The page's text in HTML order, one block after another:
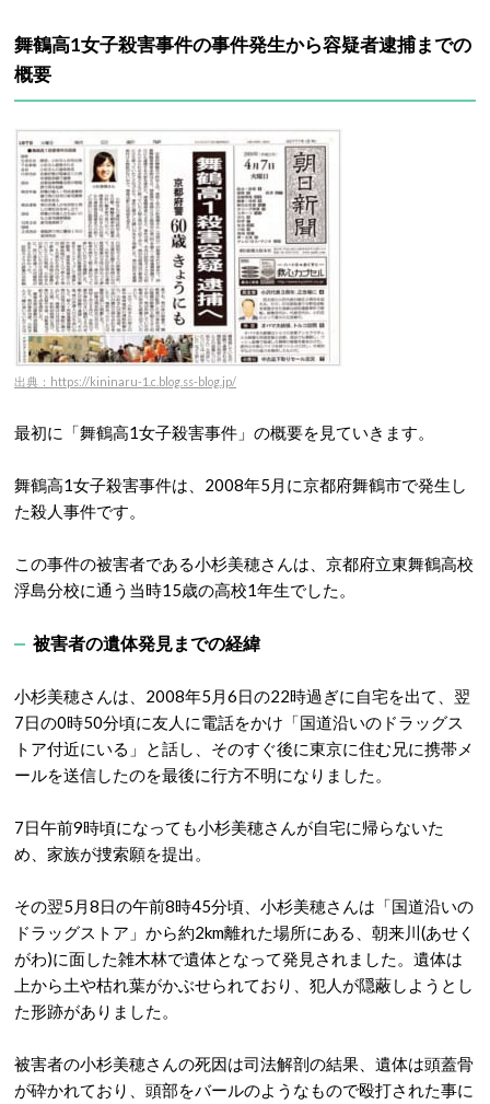
舞鶴高1女子殺害事件の事件発生から容疑者逮捕までの
概要
出典：https://kininaru-1.c.blog.ss-blog.jp/
最初に「舞鶴高1女子殺害事件」の概要を見ていきます。
舞鶴高1女子殺害事件は、2008年5月に京都府舞鶴市で発生し
た殺人事件です。
この事件の被害者である小杉美穂さんは、京都府立東舞鶴高校
浮島分校に通う当時15歳の高校1年生でした。
被害者の遺体発見までの経緯
小杉美穂さんは、2008年5月6日の22時過ぎに自宅を出て、翌
7日の0時50分頃に友人に電話をかけ「国道沿いのドラッグス
トア付近にいる」と話し、そのすぐ後に東京に住む兄に携帯メ
ールを送信したのを最後に行方不明になりました。
7日午前9時頃になっても小杉美穂さんが自宅に帰らないた
め、家族が捜索願を提出。
その翌5月8日の午前8時45分頃、小杉美穂さんは「国道沿いの
ドラッグストア」から約2km離れた場所にある、朝来川(あせく
がわ)に面した雑木林で遺体となって発見されました。遺体は
上から土や枯れ葉がかぶせられており、犯人が隠蔽しようとし
た形跡がありました。
被害者の小杉美穂さんの死因は司法解剖の結果、遺体は頭蓋骨
が砕かれており、頭部をバールのようなもので殴打された事に